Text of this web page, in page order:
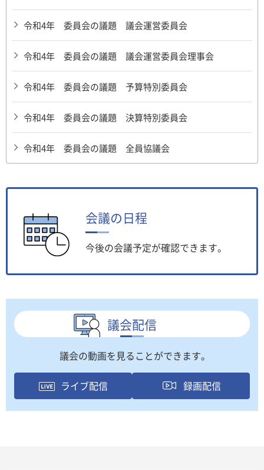
令和4年 委員会の議題 議会運営委員会
令和4年 委員会の議題 議会運営委員会理事会
令和4年 委員会の議題 予算特別委員会
令和4年 委員会の議題 決算特別委員会
令和4年 委員会の議題 全員協議会
会議の日程
今後の会議予定が確認できます。
議会配信
議会の動画を見ることができます。
ライブ配信 録画配信